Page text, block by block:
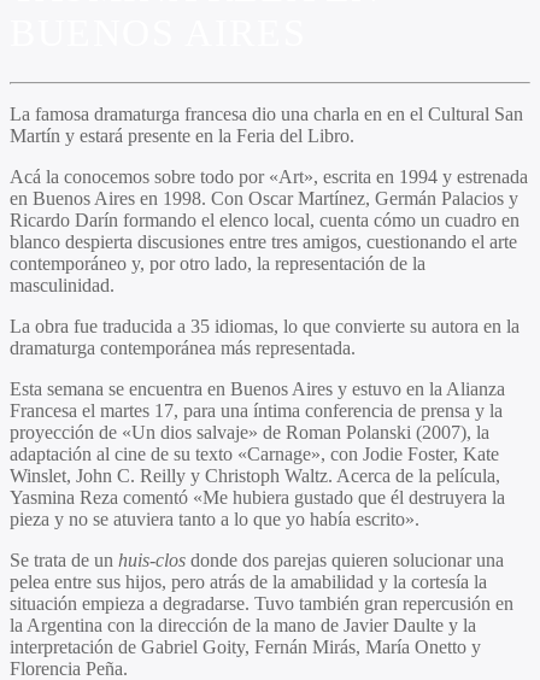
La famosa dramaturga francesa dio una charla en en el Cultural San
Martín y estará presente en la Feria del Libro.
Acá la conocemos sobre todo por «Art», escrita en 1994 y estrenada
en Buenos Aires en 1998. Con Oscar Martínez, Germán Palacios y
Ricardo Darín formando el elenco local, cuenta cómo un cuadro en
blanco despierta discusiones entre tres amigos, cuestionando el arte
contemporáneo y, por otro lado, la representación de la
masculinidad.
La obra fue traducida a 35 idiomas, lo que convierte su autora en la
dramaturga contemporánea más representada.
Esta semana se encuentra en Buenos Aires y estuvo en la Alianza
Francesa el martes 17, para una íntima conferencia de prensa y la
proyección de «Un dios salvaje» de Roman Polanski (2007), la
adaptación al cine de su texto «Carnage», con Jodie Foster, Kate
Winslet, John C. Reilly y Christoph Waltz. Acerca de la película,
Yasmina Reza comentó «Me hubiera gustado que él destruyera la
pieza y no se atuviera tanto a lo que yo había escrito».
Se trata de un huis-clos donde dos parejas quieren solucionar una
pelea entre sus hijos, pero atrás de la amabilidad y la cortesía la
situación empieza a degradarse. Tuvo también gran repercusión en
la Argentina con la dirección de la mano de Javier Daulte y la
interpretación de Gabriel Goity, Fernán Mirás, María Onetto y
Florencia Peña.